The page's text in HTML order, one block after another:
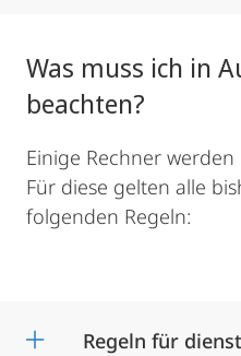
Was muss ich in
beachten?
Einige Rechner
Für diese gelten alle
folgenden Regeln:
Regeln für